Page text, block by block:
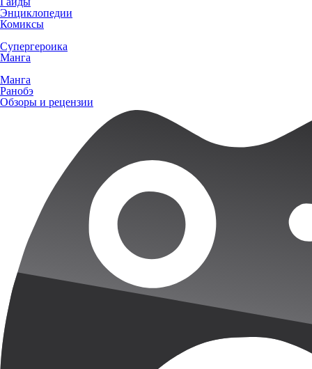
Энциклопедии
Комиксы
Супергероика
Манга
Манга
Ранобэ
Обзоры и рецензии